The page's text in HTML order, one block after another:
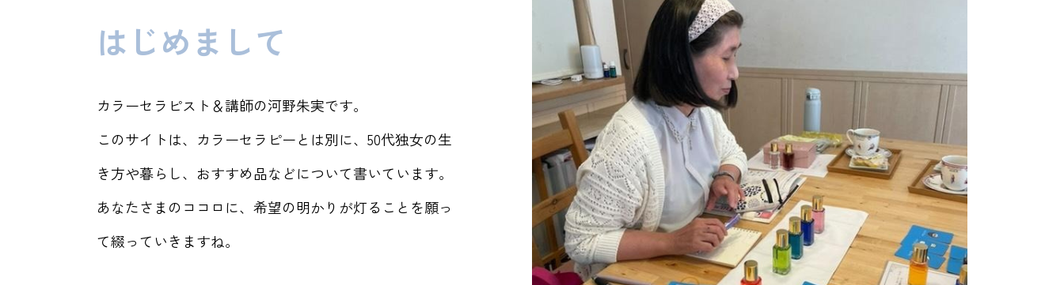
はじめまして
カラーセラピスト＆講師の河野朱実です。
このサイトは、カラーセラピーとは別に、50代独女の生
き方や暮らし、おすすめ品などについて書いています。
あなたさまのココロに、希望の明かりが灯ることを願っ
て綴っていきますね。